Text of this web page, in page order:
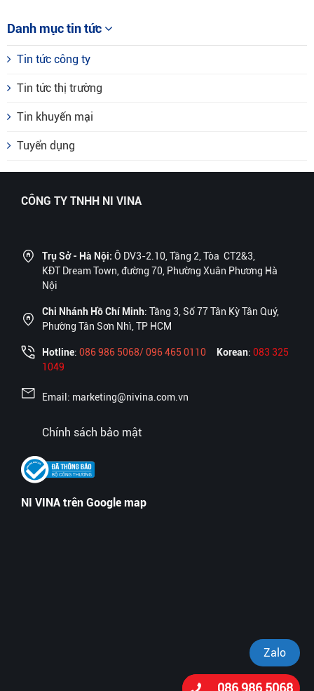
Danh mục tin tức
Tin tức công ty
Tin tức thị trường
Tin khuyến mại
Tuyển dụng
CÔNG TY TNHH NI VINA
Trụ Sở - Hà Nội: Ô DV3-2.10, Tầng 2, Tòa CT2&3,
KĐT Dream Town, đường 70, Phường Xuân Phương Hà
Nội
Chi Nhánh Hồ Chí Minh: Tầng 3, Số 77 Tân Kỳ Tân Quý,
Phường Tân Sơn Nhì, TP HCM
Hotline: 086 986 5068/ 096 465 0110 Korean: 083 325
1049
Email: marketing@nivina.com.vn
Chính sách bảo mật
NI VINA trên Google map
Zalo
086 986 5068